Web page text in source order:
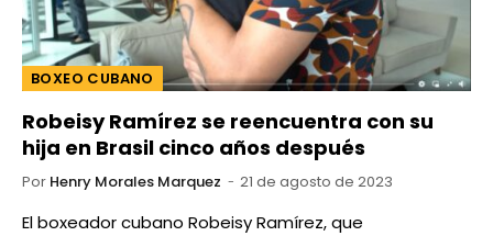
BOXEO CUBANO
Robeisy Ramírez se reencuentra con su
hija en Brasil cinco años después
Por Henry Morales Marquez 21 de agosto de 2023
El boxeador cubano Robeisy Ramírez, que